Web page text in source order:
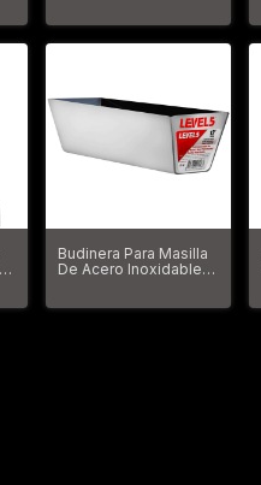
Budinera Para Masilla
De Acero Inoxidable